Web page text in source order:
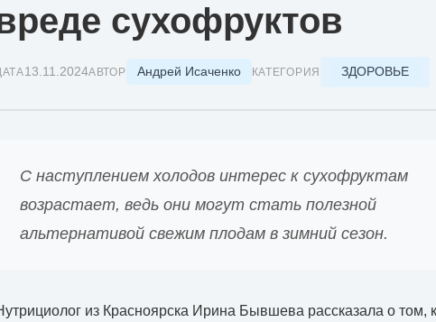
сухофруктов
13.11.2024АВТОР Андрей Исаченко КАТЕГОРИЯ ЗДОРОВЬЕ
С наступлением холодов интерес к сухофруктам
возрастает, ведь они могут стать полезной
альтернативой свежим плодам в зимний сезон.
из Красноярска Ирина Бывшева рассказала о том,